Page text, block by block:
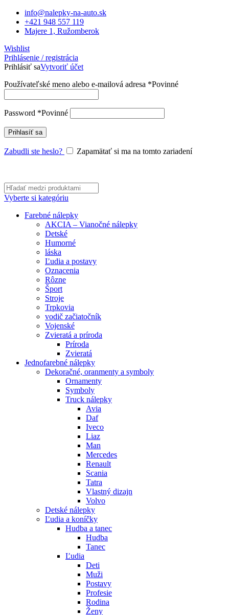
info@nalepky-na-auto.sk
+421 948 557 119
Majere 1, Ružomberok
Wishlist
Prihlásenie / registrácia
Prihlásiť saVytvoriť účet
Používateľské meno alebo e-mailová adresa *Povinné
Password *Povinné
Prihlasíť sa
Zabudli ste heslo? Zapamätať si ma na tomto zariadení
Vyberte si kategóriu
Farebné nálepky
AKCIA – Vianočné nálepky
Detské
Humorné
láska
Ľudia a postavy
Oznacenia
Rôzne
Šport
Stroje
Trpkovia
vodič začiatočník
Vojenské
Zvieratá a príroda
Príroda
Zvieratá
Jednofarebné nálepky
Dekoračné, oranmenty a symboly
Ornamenty
Symboly
Truck nálepky
Avia
Daf
Iveco
Liaz
Man
Mercedes
Renault
Scania
Tatra
Vlastný dizajn
Volvo
Detské nálepky
Ľudia a koníčky
Hudba a tanec
Hudba
Tanec
Ľudia
Deti
Muži
Postavy
Profesie
Rodina
Ženy